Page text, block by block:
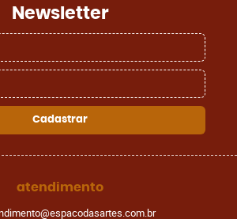
Newsletter
Cadastrar
atendimento